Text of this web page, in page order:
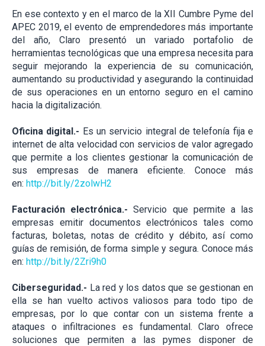
En ese contexto y en el marco de la XII Cumbre Pyme del
APEC 2019, el evento de emprendedores más importante
del año, Claro presentó un variado portafolio de
herramientas tecnológicas que una empresa necesita para
seguir mejorando la experiencia de su comunicación,
aumentando su productividad y asegurando la continuidad
de sus operaciones en un entorno seguro en el camino
hacia la digitalización.
Oficina digital.- Es un servicio integral de telefonía fija e
internet de alta velocidad con servicios de valor agregado
que permite a los clientes gestionar la comunicación de
sus empresas de manera eficiente. Conoce más
en: http://bit.ly/2zolwH2
Facturación electrónica.- Servicio que permite a las
empresas emitir documentos electrónicos tales como
facturas, boletas, notas de crédito y débito, así como
guías de remisión, de forma simple y segura. Conoce más
en: http://bit.ly/2Zri9h0
Ciberseguridad.- La red y los datos que se gestionan en
ella se han vuelto activos valiosos para todo tipo de
empresas, por lo que contar con un sistema frente a
ataques o infiltraciones es fundamental. Claro ofrece
soluciones que permiten a las pymes disponer de